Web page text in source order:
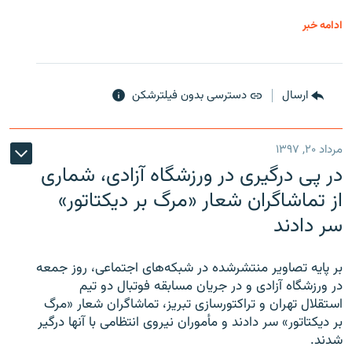
ادامه خبر
ارسال دسترسی بدون فیلترشکن
مرداد ۲۰, ۱۳۹۷
در پی درگیری در ورزشگاه آزادی، شماری
از تماشاگران شعار «مرگ بر دیکتاتور»
سر دادند
بر پایه تصاویر منتشرشده در شبکه‌های اجتماعی، روز جمعه
در ورزشگاه آزادی و در جریان مسابقه فوتبال دو تیم
استقلال تهران و تراکتورسازی تبریز، تماشاگران شعار «مرگ
بر دیکتاتور» سر دادند و مأموران نیروی انتظامی با آنها درگیر
شدند.